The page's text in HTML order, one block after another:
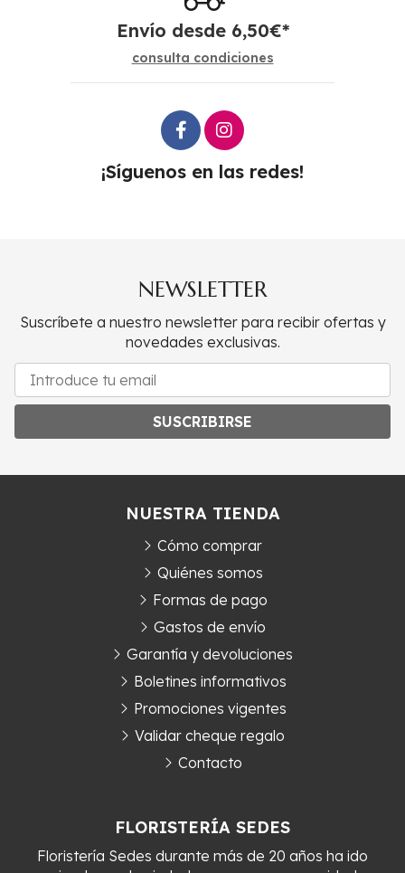
Envío desde 6,50€*
consulta condiciones
¡Síguenos en las redes!
NEWSLETTER
Suscríbete a nuestro newsletter para recibir ofertas y
novedades exclusivas.
SUSCRIBIRSE
FLORISTERÍA SEDES
Floristería Sedes durante más de 20 años ha ido
NUESTRA TIENDA
Cómo comprar
Quiénes somos
Formas de pago
Gastos de envío
Garantía y devoluciones
Boletines informativos
Promociones vigentes
Validar cheque regalo
Contacto